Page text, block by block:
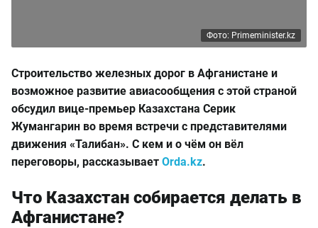
Фото: Primeminister.kz
Строительство железных дорог в Афганистане и
возможное развитие авиасообщения с этой страной
обсудил вице-премьер Казахстана Серик
Жумангарин во время встречи с представителями
движения «Талибан». С кем и о чём он вёл
переговоры, рассказывает Orda.kz.
Что Казахстан собирается делать в
Афганистане?